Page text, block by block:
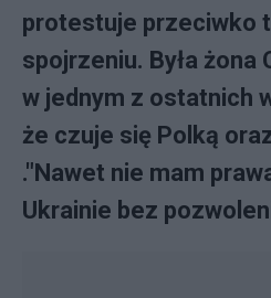
protestuje przeciwko
spojrzeniu. Była żona
w jednym z ostatnich
że czuje się Polką
."Nawet nie mam
Ukrainie bez